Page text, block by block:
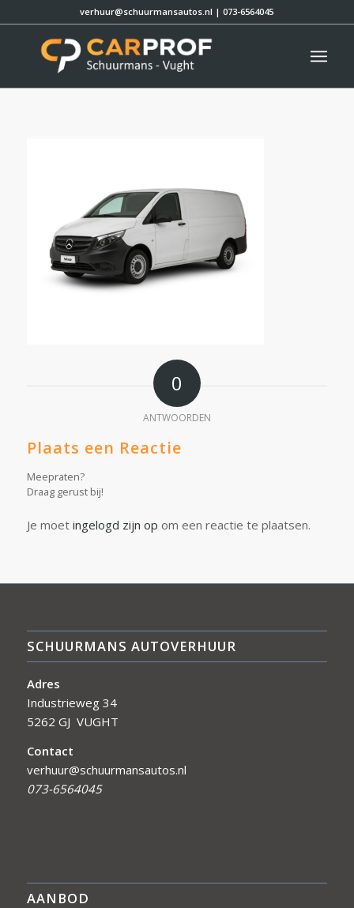
verhuur@schuurmansautos.nl |073-6564045
0
ANTWOORDEN
Plaats een Reactie
Meepraten?
Draag gerust bij!
Je moet ingelogd zijn op om een reactie te plaatsen.
SCHUURMANS AUTOVERHUUR
Adres
Industrieweg 34
5262 GJ VUGHT
Contact
verhuur@schuurmansautos.nl
073-6564045
AANBOD